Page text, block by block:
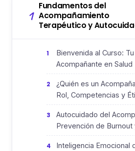
1
Fundamentos del
Acompañamiento
Terapéutico y
1
Bienvenida al Curso:
Acompañante en Salud
2
¿Quién es un
Rol, Competencias y
3
Autocuidado del
Prevención de Burnout
4
Inteligencia Emocional